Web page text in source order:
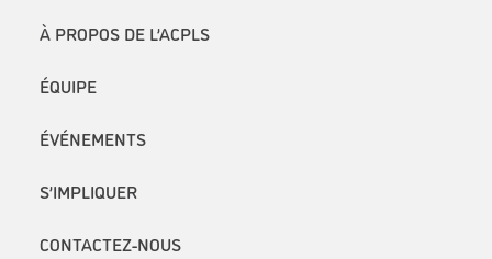
À PROPOS DE L’ACPLS
ÉQUIPE
ÉVÉNEMENTS
S’IMPLIQUER
CONTACTEZ-NOUS